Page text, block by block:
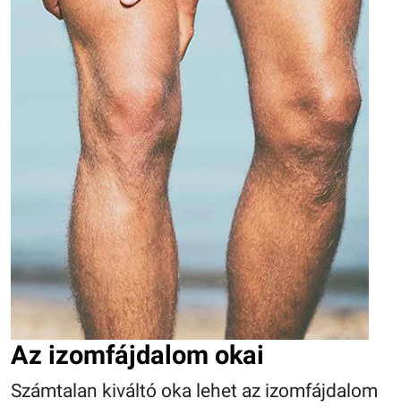
Az izomfájdalom okai
Számtalan kiváltó oka lehet az izomfájdalom